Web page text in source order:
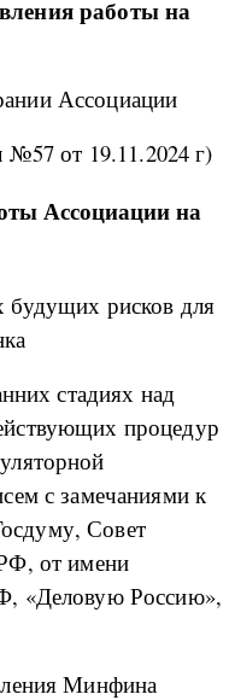
работы на
Ассоциации
№57 от 19.11.2024 г)
Ассоциации на
будущих рисков для
стадиях над
процедур
с замечаниями к
Совет
от имени
«Деловую Россию»,
Минфина